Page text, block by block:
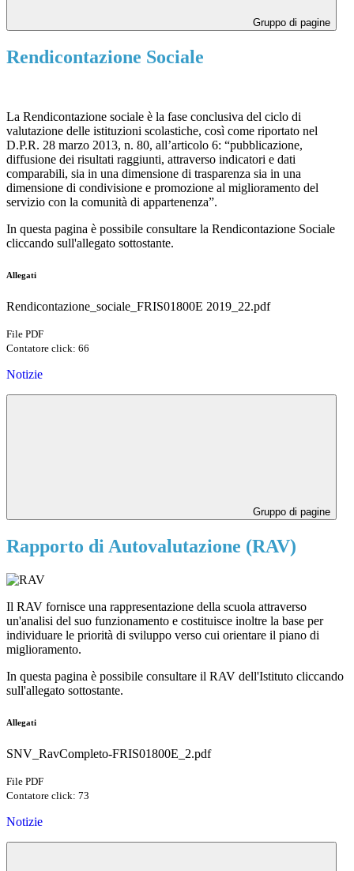
Gruppo di pagine
Rendicontazione Sociale
La Rendicontazione sociale è la fase conclusiva del ciclo di
valutazione delle istituzioni scolastiche, così come riportato nel
D.P.R. 28 marzo 2013, n. 80, all’articolo 6: “pubblicazione,
diffusione dei risultati raggiunti, attraverso indicatori e dati
comparabili, sia in una dimensione di trasparenza sia in una
dimensione di condivisione e promozione al miglioramento del
servizio con la comunità di appartenenza”.
In questa pagina è possibile consultare la Rendicontazione Sociale
cliccando sull'allegato sottostante.
Allegati
Rendicontazione_sociale_FRIS01800E 2019_22.pdf
File PDF
Contatore click: 66
Notizie
Gruppo di pagine
Rapporto di Autovalutazione (RAV)
Il RAV fornisce una rappresentazione della scuola attraverso
un'analisi del suo funzionamento e costituisce inoltre la base per
individuare le priorità di sviluppo verso cui orientare il piano di
miglioramento.
In questa pagina è possibile consultare il RAV dell'Istituto cliccando
sull'allegato sottostante.
Allegati
SNV_RavCompleto-FRIS01800E_2.pdf
File PDF
Contatore click: 73
Notizie